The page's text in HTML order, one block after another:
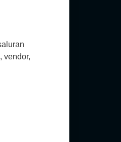
vendor,